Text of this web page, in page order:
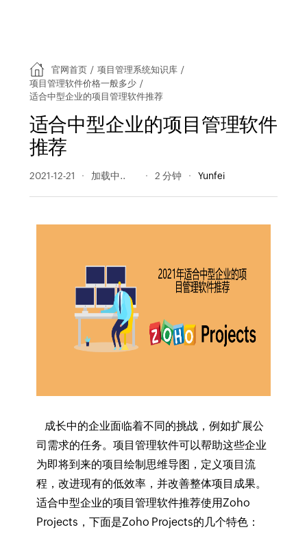
官网首页 / 项目管理系统知识库 /
项目管理软件价格一般多少 /
适合中型企业的项目管理软件推荐
适合中型企业的项目管理软件
推荐
2021-12-21 385 阅读量 2 分钟 Yunfei
成长中的企业面临着不同的挑战，例如扩展公
司需求的任务。项目管理软件可以帮助这些企业
为即将到来的项目绘制思维导图，定义项目流
程，改进现有的低效率，并改善整体项目成果。
适合中型企业的项目管理软件推荐使用Zoho
Projects，下面是Zoho Projects的几个特色：